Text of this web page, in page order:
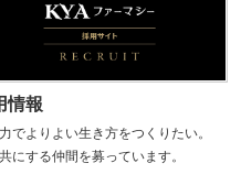
情報
でよりよい生き方をつくりたい。
にする仲間を募っています。